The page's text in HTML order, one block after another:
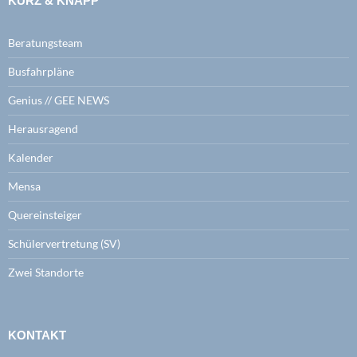
Beratungsteam
Busfahrpläne
Genius // GEE NEWS
Herausragend
Kalender
Mensa
Quereinsteiger
Schülervertretung (SV)
Zwei Standorte
KONTAKT